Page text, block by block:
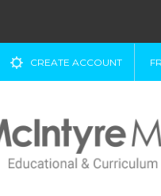
CREATE ACCOUNT